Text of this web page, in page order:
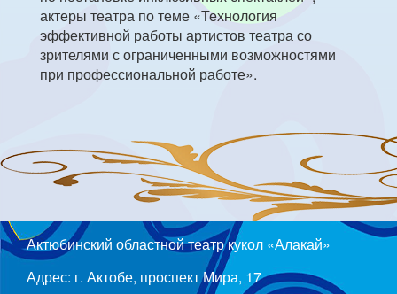
актеры театра по теме «Технология
эффективной работы артистов театра со
зрителями с ограниченными возможностями
при профессиональной работе».
Актюбинский областной театр кукол «Алакай»
Адрес: г. Актобе, проспект Мира, 17